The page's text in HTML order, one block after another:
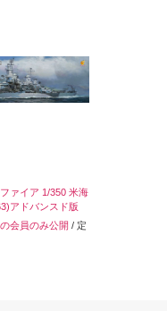
ァイア 1/350 米海
アドバンスド版
会員のみ公開 / 定